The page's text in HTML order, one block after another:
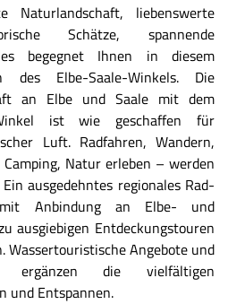
Naturlandschaft, liebenswerte
Schätze, spannende
begegnet Ihnen in diesem
des Elbe-Saale-Winkels. Die
an Elbe und Saale mit dem
ist wie geschaffen für
Luft. Radfahren, Wandern,
Natur erleben – werden
ausgedehntes regionales Rad-
mit Anbindung an Elbe- und
ausgiebigen Entdeckungstouren
Wassertouristische Angebote und
ergänzen die vielfältigen
und Entspannen.